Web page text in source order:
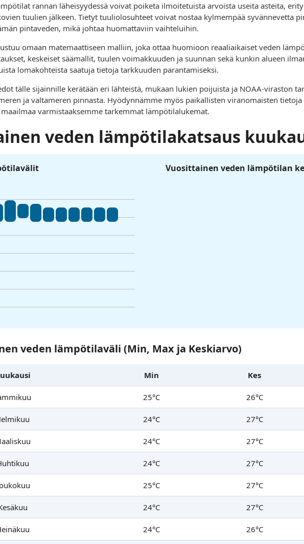
rannan läheisyydessä voivat poiketa ilmoitetuista arvoista useita asteita,
tuulien jälkeen. Tietyt tuuliolosuhteet voivat nostaa kylmempää syvännevetta
pintaveden, mikä johtaa huomattaviin vaihteluihin.
omaan matemaattiseen malliin, joka ottaa huomioon reaaliaikaiset veden
keskeiset säämallit, tuulen voimakkuuden ja suunnan sekä kunkin alueen
lomakohteista saatuja tietoja tarkkuuden parantamiseksi.
tälle sijainnille kerätään eri lähteistä, mukaan lukien poijuista ja NOAA-viraston
ja valtameren pinnasta. Hyödynnämme myös paikallisten viranomaisten tietoja
varmistaaksemme tarkemmat lämpötilalukemat.
veden lämpötilakatsaus
Vuosittainen veden lämpötilan
veden lämpötilaväli (Min, Max ja Keskiarvo)
Min Kes
25°C 26°C
24°C 27°C
24°C 27°C
24°C 27°C
25°C 27°C
24°C 27°C
24°C 26°C